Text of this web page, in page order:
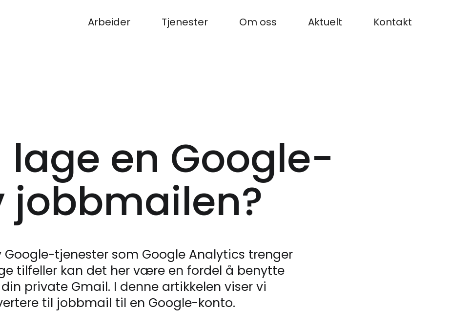
Arbeider Tjenester Om oss Aktuelt Kontakt
lage en Google-
jobbmailen?
tjenester som Google Analytics trenger
tilfeller kan det her være en fordel å benytte
private Gmail. I denne artikkelen viser vi
til jobbmail til en Google-konto.